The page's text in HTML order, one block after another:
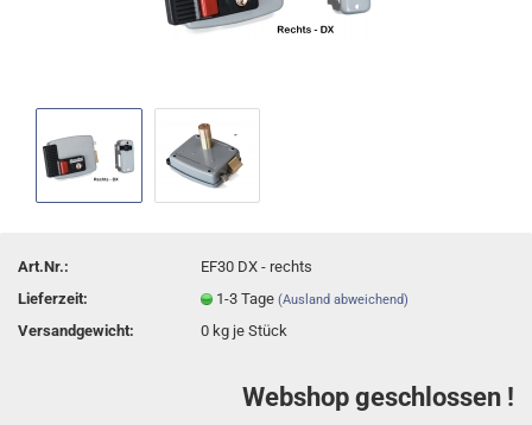
Art.Nr.:
EF30 DX - rechts
Lieferzeit:
1-3 Tage(Ausland abweichend)
Versandgewicht: 0 kg je Stück
Webshop geschlossen !